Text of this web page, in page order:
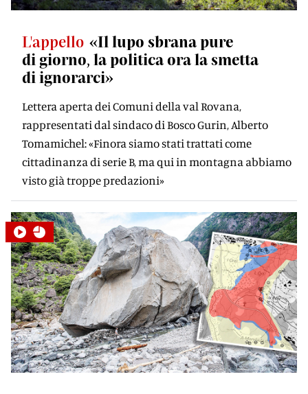
L'appello «Il lupo sbrana pure
di giorno, la politica ora la smetta
di ignorarci»
Lettera aperta dei Comuni della val Rovana,
rappresentati dal sindaco di Bosco Gurin, Alberto
Tomamichel: «Finora siamo stati trattati come
cittadinanza di serie B, ma qui in montagna abbiamo
visto già troppe predazioni»